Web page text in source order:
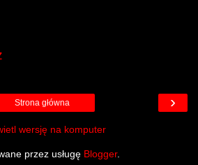
›
Strona główna
wersję na komputer
przez usługę Blogger.